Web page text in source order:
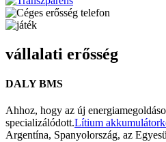
vállalati erősség
DALY BMS
Ahhoz, hogy az új
specializálódott.Lítium
Argentína, Spanyolország, az